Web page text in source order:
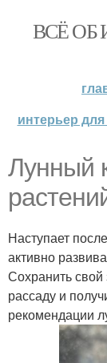
ВСЁ ОБ
интерьер
Лунный
Наступает
активно
Сохранить
рассаду и
рекомендации